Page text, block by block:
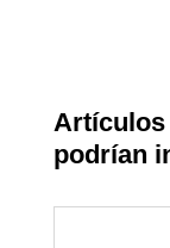
Artículos
podrían